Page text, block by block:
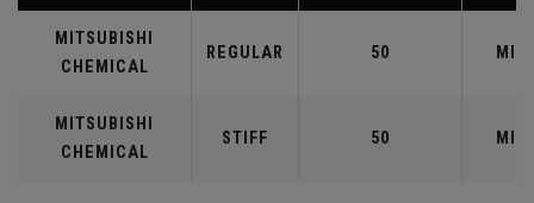
MITSUBISHI
CHEMICAL
REGULAR 50 MID
MITSUBISHI
CHEMICAL
STIFF 50 MID